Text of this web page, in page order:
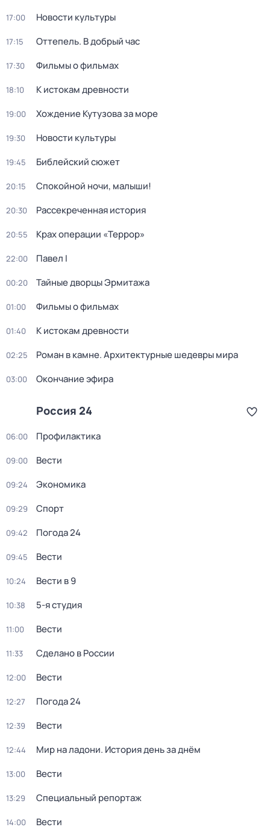
17:00 Новости культуры
17:15 Оттепель. В добрый час
17:30 Фильмы о фильмах
18:10 К истокам древности
19:00 Хождение Кутузова за море
19:30 Новости культуры
19:45 Библейский сюжет
20:15 Спокойной ночи, малыши!
20:30 Рассекреченная история
20:55 Крах операции «Террор»
22:00 Павел I
00:20 Тайные дворцы Эрмитажа
01:00 Фильмы о фильмах
01:40 К истокам древности
02:25 Роман в камне. Архитектурные шедевры мира
03:00 Окончание эфира
Россия 24
06:00 Профилактика
09:00 Вести
09:24 Экономика
09:29 Спорт
09:42 Погода 24
09:45 Вести
10:24 Вести в 9
10:38 5-я студия
11:00 Вести
11:33 Сделано в России
12:00 Вести
12:27 Погода 24
12:39 Вести
12:44 Мир на ладони. История день за днём
13:00 Вести
13:29 Специальный репортаж
14:00 Вести